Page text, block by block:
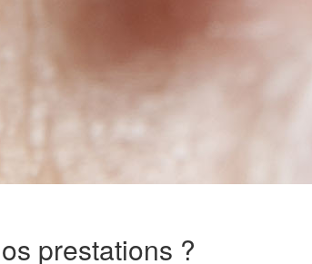
prestations ?